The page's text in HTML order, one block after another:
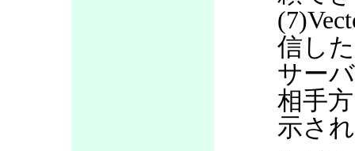
信し
サー
相手
示さ